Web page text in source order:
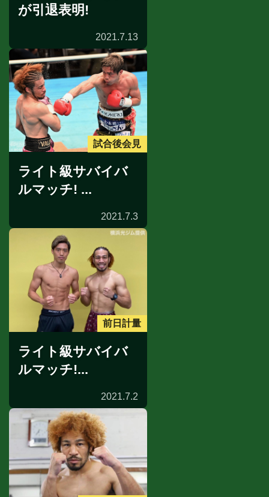
が引退表明!
2021.7.13
試合後会見
ライト級サバイバ
ルマッチ! ...
2021.7.3
前日計量
ライト級サバイバ
ルマッチ!...
2021.7.2